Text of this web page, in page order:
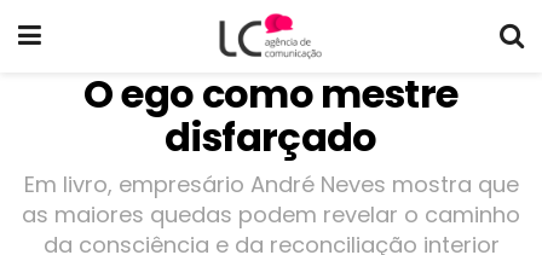
O ego como mestre
disfarçado
Em livro, empresário André Neves mostra que
as maiores quedas podem revelar o caminho
da consciência e da reconciliação interior